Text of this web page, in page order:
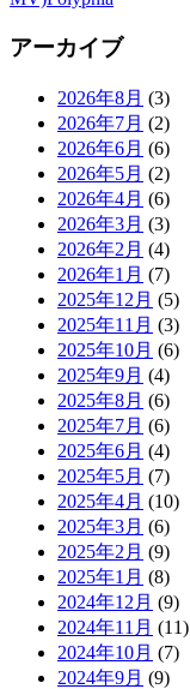
アーカイブ
2026年8月 (3)
2026年7月 (2)
2026年6月 (6)
2026年5月 (2)
2026年4月 (6)
2026年3月 (3)
2026年2月 (4)
2026年1月 (7)
2025年12月 (5)
2025年11月 (3)
2025年10月 (6)
2025年9月 (4)
2025年8月 (6)
2025年7月 (6)
2025年6月 (4)
2025年5月 (7)
2025年4月 (10)
2025年3月 (6)
2025年2月 (9)
2025年1月 (8)
2024年12月 (9)
2024年11月 (11)
2024年10月 (7)
2024年9月 (9)